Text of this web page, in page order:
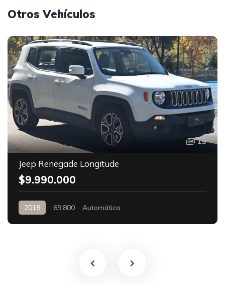
Otros Vehículos
19
Jeep Renegade Longitude
$9.990.000
2018 69.800 Automática